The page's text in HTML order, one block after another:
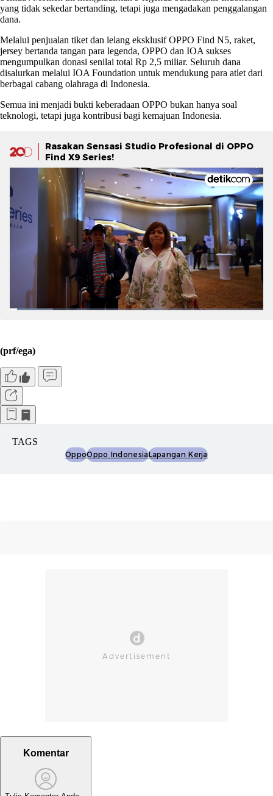
yang tidak sekedar bertanding, tetapi juga mengadakan penggalangan
dana.
Melalui penjualan tiket dan lelang eksklusif OPPO Find N5, raket,
jersey bertanda tangan para legenda, OPPO dan IOA sukses
mengumpulkan donasi senilai total Rp 2,5 miliar. Seluruh dana
disalurkan melalui IOA Foundation untuk mendukung para atlet dari
berbagai cabang olahraga di Indonesia.
Semua ini menjadi bukti keberadaan OPPO bukan hanya soal
teknologi, tetapi juga kontribusi bagi kemajuan Indonesia.
Rasakan Sensasi Studio Profesional di OPPO
Find X9 Series!
(prf/ega)
TAGS
OppoOppo IndonesiaLapangan Kerja
Komentar